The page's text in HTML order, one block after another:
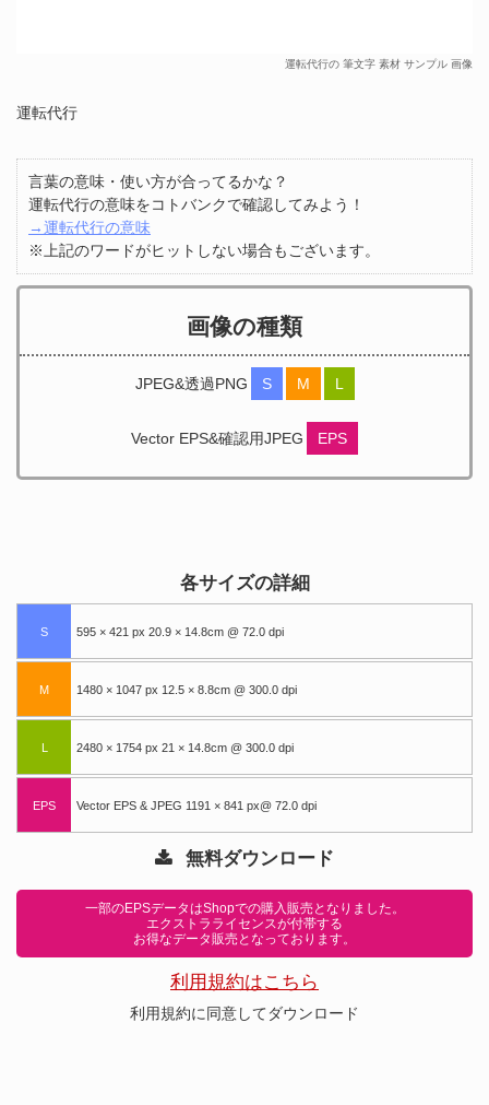
運転代行の 筆文字 素材 サンプル 画像
運転代行
言葉の意味・使い方が合ってるかな？
運転代行の意味をコトバンクで確認してみよう！
→運転代行の意味
※上記のワードがヒットしない場合もございます。
画像の種類
JPEG&透過PNG S M L
Vector EPS&確認用JPEG EPS
各サイズの詳細
S 595 × 421 px 20.9 × 14.8cm @ 72.0 dpi
M 1480 × 1047 px 12.5 × 8.8cm @ 300.0 dpi
L 2480 × 1754 px 21 × 14.8cm @ 300.0 dpi
EPS Vector EPS & JPEG 1191 × 841 px@ 72.0 dpi
無料ダウンロード
一部のEPSデータはShopでの購入販売となりました。
エクストラライセンスが付帯する
お得なデータ販売となっております。
利用規約はこちら
利用規約に同意してダウンロード